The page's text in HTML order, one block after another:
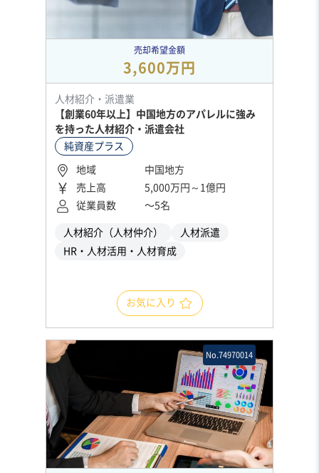
売却希望金額
3,600万円
人材紹介・派遣業
【創業60年以上】中国地方のアパレルに強み
を持った人材紹介・派遣会社
純資産プラス
地域
中国地方
売上高
5,000万円～1億円
従業員数
〜5名
人材紹介（人材仲介）
人材派遣
HR・人材活用・人材育成
お気に入り
No.74970014